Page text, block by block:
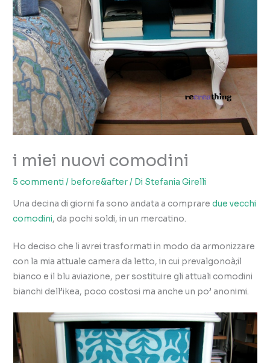
i miei nuovi comodini
5 commenti/ before&after/ Di Stefania Girelli
Una decina di giorni fa sono andata a compraredue vecchi
comodini, da pochi soldi, in un mercatino.
Ho deciso che li avrei trasformati in modo da armonizzare
con la mia attuale camera da letto, in cui prevalgonoà;il
bianco e il blu aviazione, per sostituire gli attuali comodini
bianchi dell’ikea, poco costosi ma anche un po’ anonimi.